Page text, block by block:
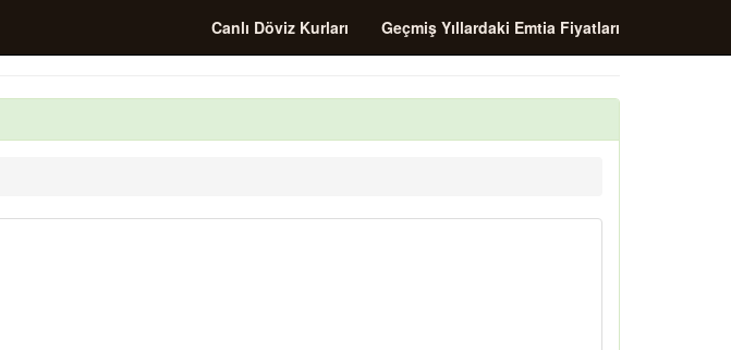
Canlı Döviz Kurları Geçmiş Yıllardaki Emtia Fiyatları